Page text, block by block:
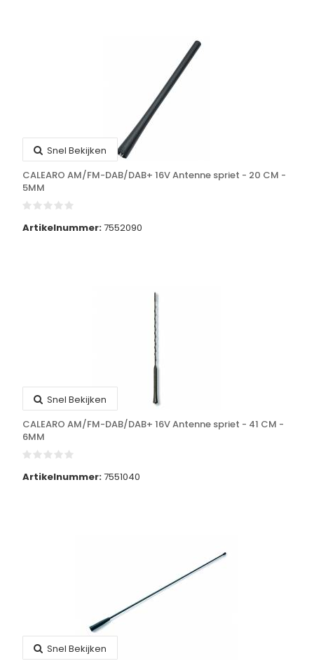
Snel Bekijken
CALEARO AM/FM-DAB/DAB+ 16V Antenne spriet - 20 CM -
5MM
Artikelnummer:7552090
Snel Bekijken
CALEARO AM/FM-DAB/DAB+ 16V Antenne spriet - 41 CM -
6MM
Artikelnummer:7551040
Snel Bekijken